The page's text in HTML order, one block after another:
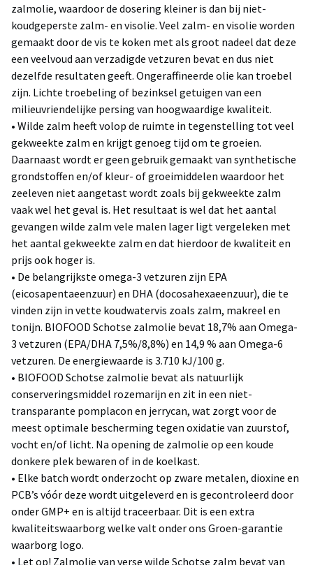
zalmolie, waardoor de dosering kleiner is dan bij niet-
koudgeperste zalm- en visolie. Veel zalm- en visolie worden
gemaakt door de vis te koken met als groot nadeel dat deze
een veelvoud aan verzadigde vetzuren bevat en dus niet
dezelfde resultaten geeft. Ongeraffineerde olie kan troebel
zijn. Lichte troebeling of bezinksel getuigen van een
milieuvriendelijke persing van hoogwaardige kwaliteit.
• Wilde zalm heeft volop de ruimte in tegenstelling tot veel
gekweekte zalm en krijgt genoeg tijd om te groeien.
Daarnaast wordt er geen gebruik gemaakt van synthetische
grondstoffen en/of kleur- of groeimiddelen waardoor het
zeeleven niet aangetast wordt zoals bij gekweekte zalm
vaak wel het geval is. Het resultaat is wel dat het aantal
gevangen wilde zalm vele malen lager ligt vergeleken met
het aantal gekweekte zalm en dat hierdoor de kwaliteit en
prijs ook hoger is.
• De belangrijkste omega-3 vetzuren zijn EPA
(eicosapentaeenzuur) en DHA (docosahexaeenzuur), die te
vinden zijn in vette koudwatervis zoals zalm, makreel en
tonijn. BIOFOOD Schotse zalmolie bevat 18,7% aan Omega-
3 vetzuren (EPA/DHA 7,5%/8,8%) en 14,9 % aan Omega-6
vetzuren. De energiewaarde is 3.710 kJ/100 g.
• BIOFOOD Schotse zalmolie bevat als natuurlijk
conserveringsmiddel rozemarijn en zit in een niet-
transparante pomplacon en jerrycan, wat zorgt voor de
meest optimale bescherming tegen oxidatie van zuurstof,
vocht en/of licht. Na opening de zalmolie op een koude
donkere plek bewaren of in de koelkast.
• Elke batch wordt onderzocht op zware metalen, dioxine en
PCB’s vóór deze wordt uitgeleverd en is gecontroleerd door
onder GMP+ en is altijd traceerbaar. Dit is een extra
kwaliteitswaarborg welke valt onder ons Groen-garantie
waarborg logo.
• Let op! Zalmolie van verse wilde Schotse zalm bevat van